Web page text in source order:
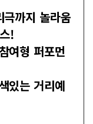
까지 놀라움
!
여형 퍼포먼
있는 거리예